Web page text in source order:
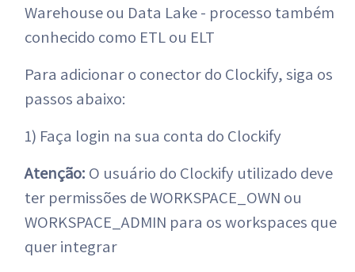
Warehouse ou Data Lake - processo também
conhecido como ETL ou ELT
Para adicionar o conector do Clockify, siga os
passos abaixo:
1) Faça login na sua conta do Clockify
Atenção: O usuário do Clockify utilizado deve
ter permissões de WORKSPACE_OWN ou
WORKSPACE_ADMIN para os workspaces que
quer integrar